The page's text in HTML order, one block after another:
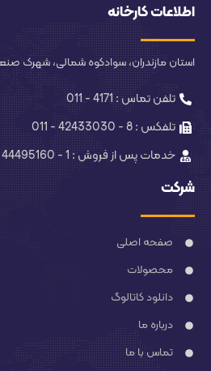
اطلاعات کارخانه
استان مازندران، سوادکوه شمالی، شهرک
تلفن تماس : 4171 - 011
تلفکس : 8 - 42433030 - 011
خدمات پس از فروش : 1 - 44495160 - 011
شرکت
صفحه اصلی
محصولات
دانلود کاتالوگ
درباره ما
تماس با ما